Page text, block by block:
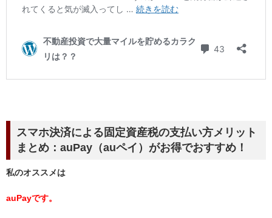
スマホ決済による固定資産税の支払い方メリット
まとめ：auPay（auペイ） がお得でおすすめ！
私のオススメは
auPayです。